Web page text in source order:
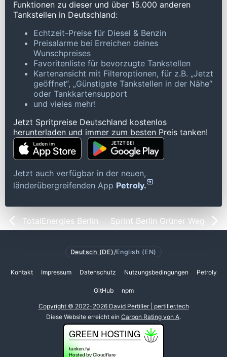
Funktionen zu dieser und über 15.000 anderen
Tankstellen in Deutschland:
Echtzeit-Preise für Diesel & Benzin
Preisalarme bei Erreichen deines
Wunschpreises
Favoritenliste für bevorzugte Tankstellen
Kartenansicht mit Filteroptionen, für z.B. „Jetzt
geöffnet“, „Günstigste Tankstellen in der Nähe“
oder Tankkartensupport
und vieles mehr!
Jetzt Spritpreise Deutschland kostenlos
herunterladen und immer zum besten Preis tanken!
Jetzt auch verfügbar in der neuen,
länderübergreifenden App Petroly.
TotalEnergies Berlin Sprint Berlin Grüner Weg
Deutsch (DE) /English (EN)
Kontakt Impressum Datenschutz Nutzungsbedingungen Petroly
GitHub npm
Copyright © 2022-2026 David Pertiller | pertiller.tech
Diese Website erreicht ein Carbon Rating von A.